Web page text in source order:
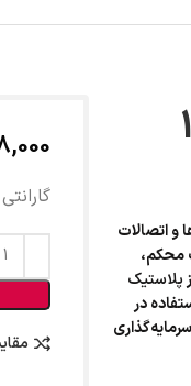
۱۴
و اتصالات
محکم،
پلاستیک
در